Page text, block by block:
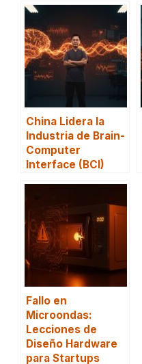
China Lidera la
Industria de Brain-
Computer
Interface (BCI)
Fallo en
Microondas:
Lecciones de
Diseño Hardware
para Startups